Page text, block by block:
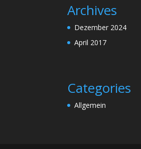
Archives
Dezember 2024
April 2017
Categories
Allgemein